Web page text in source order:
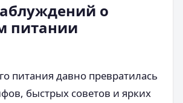
о
питании
питания давно превратилась
быстрых советов и ярких